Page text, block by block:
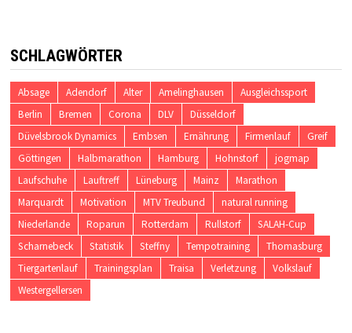
SCHLAGWÖRTER
Absage Adendorf Alter Amelinghausen
Ausgleichssport
Berlin
Bremen Corona DLV
Düsseldorf
Düvelsbrook Dynamics
Embsen Ernährung Firmenlauf
Greif
Göttingen
Halbmarathon Hamburg Hohnstorf
jogmap
Laufschuhe
Lauftreff Lüneburg Mainz
Marathon
Marquardt
Motivation MTV Treubund
natural running
Niederlande
Roparun Rotterdam Rullstorf
SALAH-Cup
Scharnebeck
Statistik Steffny Tempotraining
Thomasburg
Tiergartenlauf
Trainingsplan Traisa Verletzung
Volkslauf
Westergellersen